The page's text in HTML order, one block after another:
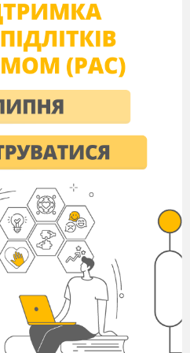
Відчинили – нікого не
– питають.
привітний, тихенький.
Осінь наша. Я не бачив
від неї. Полетів, бо Літо
і – до посилки.
Поспішала до вас, але
дуже багато. Тоді знову
лісом – аж раптом
– не вийду. Руки мої